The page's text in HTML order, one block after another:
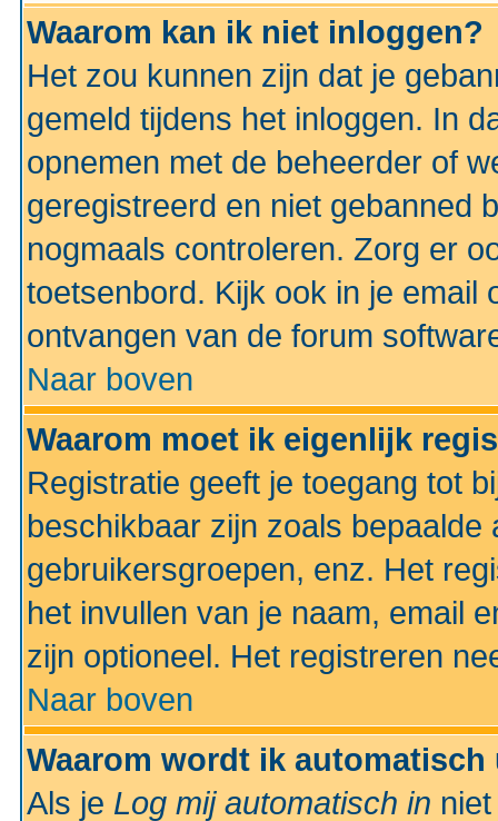
Waarom kan ik niet inloggen?
Het zou kunnen zijn dat je
gemeld tijdens het inloggen. In
opnemen met de beheerder of
geregistreerd en niet gebanned
nogmaals controleren. Zorg er
toetsenbord. Kijk ook in je email
ontvangen van de forum
Naar boven
Waarom moet ik eigenlijk
Registratie geeft je toegang tot
beschikbaar zijn zoals
gebruikersgroepen, enz. Het
het invullen van je naam, email
zijn optioneel. Het registreren
Naar boven
Waarom wordt ik
Als je Log mij automatisch in